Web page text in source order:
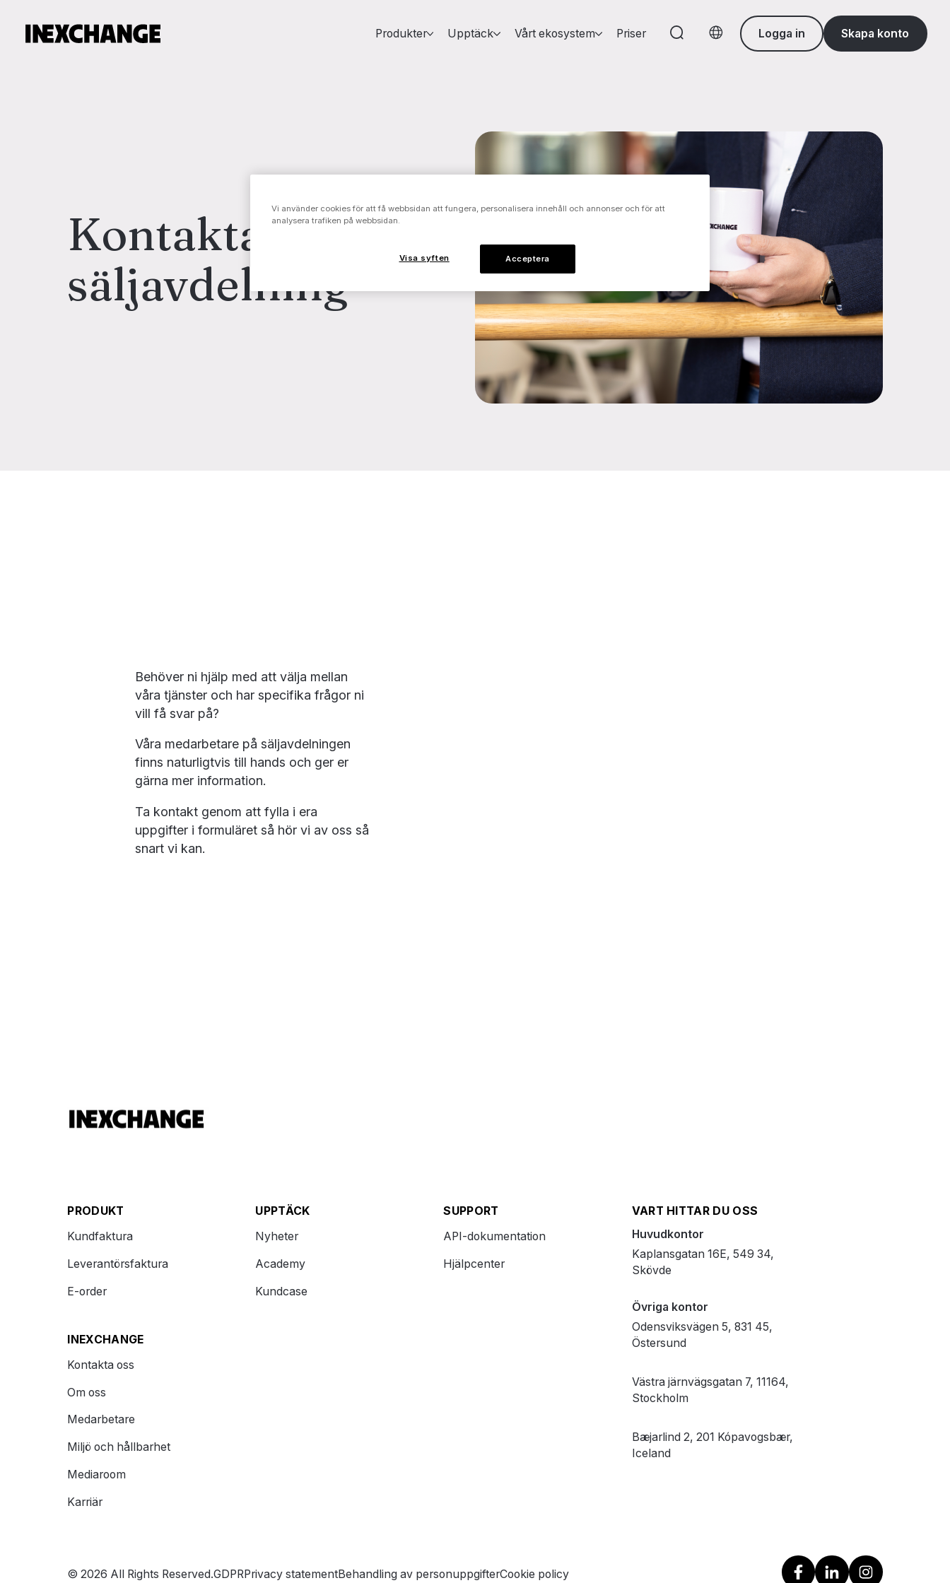
Produkter Upptäck Vårt ekosystem
Priser
Choose language
Logga in Skapa konto
Kontakta
säljavdelning
Behöver ni hjälp med att välja mellan
våra tjänster och har specifika frågor ni
vill få svar på?
Våra medarbetare på säljavdelningen
finns naturligtvis till hands och ger er
gärna mer information.
Ta kontakt genom att fylla i era
uppgifter i formuläret så hör vi av oss så
snart vi kan.
PRODUKT
Kundfaktura
Leverantörsfaktura
E-order
UPPTÄCK
Nyheter
Academy
Kundcase
SUPPORT
API-dokumentation
Hjälpcenter
INEXCHANGE
Kontakta oss
Om oss
Medarbetare
Miljö och hållbarhet
Mediaroom
Karriär
VART HITTAR DU OSS
Huvudkontor
Kaplansgatan 16E, 549 34,
Skövde
Övriga kontor
Odensviksvägen 5, 831 45,
Östersund
Västra järnvägsgatan 7, 11164,
Stockholm
Bæjarlind 2, 201 Kópavogsbær,
Iceland
© 2026 All Rights Reserved.GDPRPrivacy statementBehandling av personuppgifterCookie policy
Vi använder cookies för att få webbsidan att fungera, personalisera innehåll och annonser och för att
analysera trafiken på webbsidan.
Visa syften Acceptera